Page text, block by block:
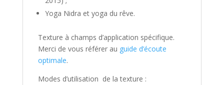
Yoga Nidra et yoga du rêve.
Texture à champs d’application spécifique.
Merci de vous référer au guide d’écoute
optimale.
Modes d’utilisation de la texture :